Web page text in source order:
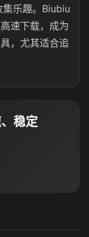
乐趣。Biubiu
速下载，成为
，尤其适合追
稳定